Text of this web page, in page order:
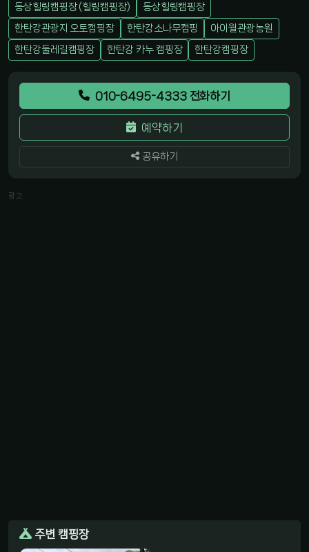
동상힐링캠핑장 (힐링캠핑장)
동상힐링캠핑장
한탄강관광지 오토캠핑장
한탄강소나무캠핑
아이월관광농원
한탄강둘레길캠핑장
한탄강 카누 캠핑장 한탄강캠핑장
010-6495-4333 전화하기
예약하기
공유하기
광고
주변 캠핑장